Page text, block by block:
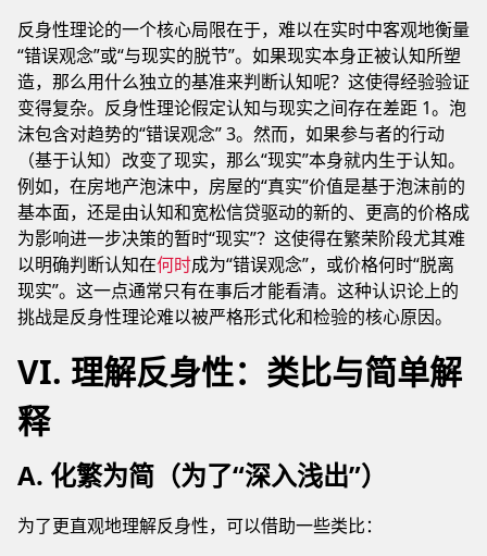
反身性理论的一个核心局限在于，难以在实时中客观地衡量
“错误观念”或“与现实的脱节”。如果现实本身正被认知所塑
造，那么用什么独立的基准来判断认知呢？这使得经验验证
变得复杂。反身性理论假定认知与现实之间存在差距 1。泡
沫包含对趋势的“错误观念” 3。然而，如果参与者的行动
（基于认知）改变了现实，那么“现实”本身就内生于认知。
例如，在房地产泡沫中，房屋的“真实”价值是基于泡沫前的
基本面，还是由认知和宽松信贷驱动的新的、更高的价格成
为影响进一步决策的暂时“现实”？这使得在繁荣阶段尤其难
以明确判断认知在何时成为“错误观念”，或价格何时“脱离
现实”。这一点通常只有在事后才能看清。这种认识论上的
挑战是反身性理论难以被严格形式化和检验的核心原因。
VI. 理解反身性：类比与简单解
释
A. 化繁为简（为了“深入浅出”）
为了更直观地理解反身性，可以借助一些类比：